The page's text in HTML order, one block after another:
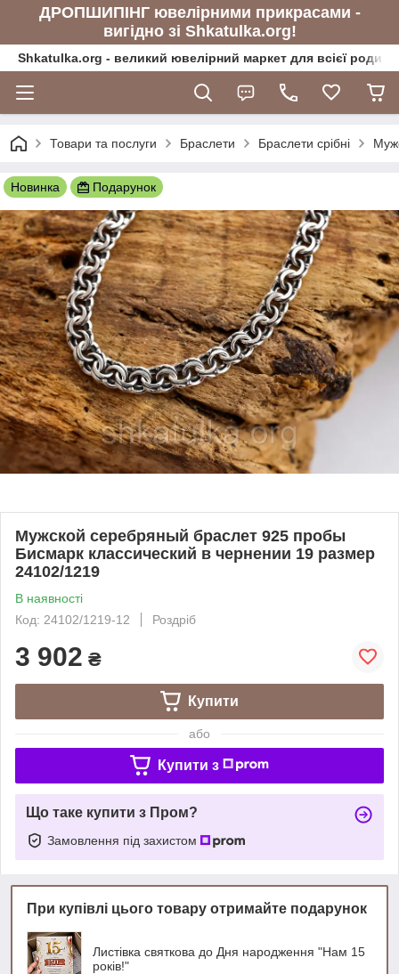
ДРОПШИПІНГ ювелірними прикрасами -
вигідно зі Shkatulka.org!
Shkatulka.org - великий ювелірний маркет для всієї
Товари та послуги Браслети Браслети срібні
Новинка Подарунок
Мужской серебряный браслет 925 пробы
Бисмарк классический в чернении 19 размер
24102/1219
В наявності
Код: 24102/1219-12
Роздріб
3 902 ₴
Купити
або
Купити з
Що таке купити з Пром?
Замовлення під захистом
При купівлі цього товару отримайте подарунок
Листівка святкова до Дня народження "Нам 15
років!"